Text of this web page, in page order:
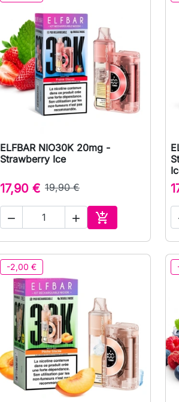
 Vista rápida
ELFBAR NIO30K 20mg -
Strawberry Ice
17,90 € 19,90 €
  
Adicionar ao
-2,00 €